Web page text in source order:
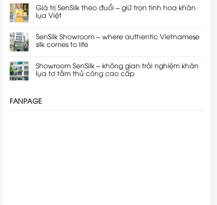
Giá trị SenSilk theo đuổi – giữ trọn tinh hoa khăn
lụa Việt
SenSilk Showroom – where authentic Vietnamese
silk comes to life
Showroom SenSilk – không gian trải nghiệm khăn
lụa tơ tằm thủ công cao cấp
FANPAGE